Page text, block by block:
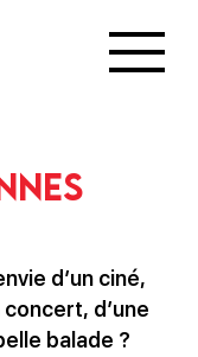
d’un ciné,
concert, d’une
balade ?